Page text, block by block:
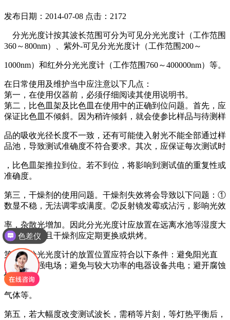
发布日期：2014-07-08 点击：2172
分光光度计按其波长范围可分为可见分光光度计（工作范围
360～800nm）、紫外-可见分光光度计（工作范围200～
1000nm）和红外分光光度计（工作范围760～400000nm）等。
在日常使用及维护当中应注意以下几点：
第一，在使用仪器前，必须仔细阅读其使用说明书。
第二，比色皿架及比色皿在使用中的正确到位问题。首先，应
保证比色皿不倾斜。因为稍许倾斜，就会使参比样品与待测样
品的吸收光径长度不一致，还有可能使入射光不能全部通过样
品池，导致测试准确度不符合要求。其次，应保证每次测试时
，比色皿架推拉到位。若不到位，将影响到测试值的重复性或
准确度。
第三，干燥剂的使用问题。干燥剂失效将会导致以下问题：①
数显不稳，无法调零或满度。②反射镜发霉或沾污，影响光效
率，杂散光增加。因此分光光度计应放置在远离水池等湿度大
的地方，并且干燥剂应定期更换或烘烤。
第四，分光光度计的放置位置应符合以下条件：避免阳光直
射；避免强电场；避免与较大功率的电器设备共电；避开腐蚀
性
气体等。
第五，若大幅度改变测试波长，需稍等片刻，等灯热平衡后，
色差仪